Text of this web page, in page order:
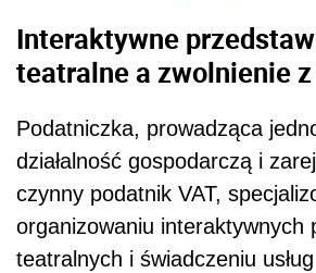
Interaktywne
teatralne a zwolnienie z
Podatniczka, prowadząca
działalność gospodarczą i
czynny podatnik VAT,
organizowaniu interaktywnych
teatralnych i świadczeniu usług